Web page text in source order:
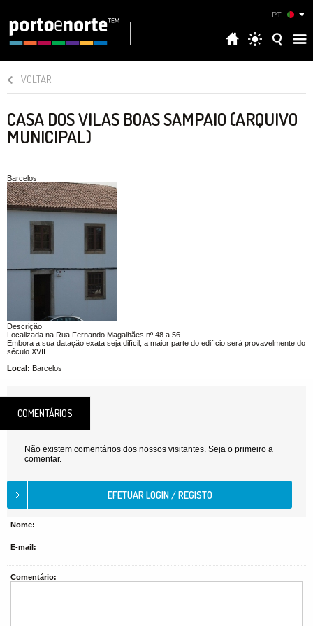
PT
VOLTAR
CASA DOS VILAS BOAS SAMPAIO (ARQUIVO
MUNICIPAL)
Barcelos
Descrição
Localizada na Rua Fernando Magalhães nº 48 a 56.
Embora a sua datação exata seja difícil, a maior parte do edifício será provavelmente do
século XVII.
Local: Barcelos
COMENTÁRIOS
Não existem comentários dos nossos visitantes. Seja o primeiro a
comentar.
Nome:
E-mail:
Comentário: